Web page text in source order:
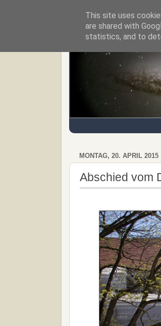
Regensburger
MONTAG, 20. APRIL 2015
Abschied vom
This site uses
are shared with
statistics, and to